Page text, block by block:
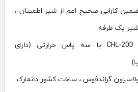
کارایی صحیح اعم از شیر اطمینان ،
یک طرفه
CHL-200با سه پاس حرارتی (دارای
گراندفوس ، ساخت کشور دانمارک